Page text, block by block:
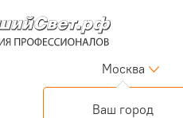
Москва
Ваш город